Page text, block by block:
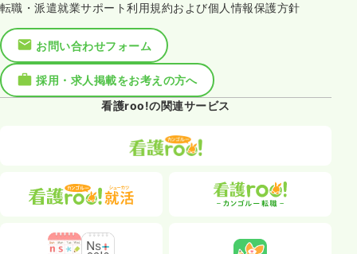
転職・派遣就業サポート利用規約および個人情報保護方針
お問い合わせフォーム
採用・求人掲載をお考えの方へ
看護roo!の関連サービス